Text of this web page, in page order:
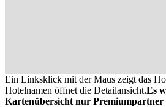
Ein Linksklick mit der Maus zeigt das
Hotelnamen öffnet die Detailansicht.Es
Kartenübersicht nur Premiumpartner